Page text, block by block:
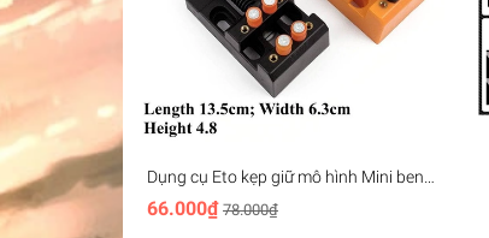
Dụng cụ Eto kẹp giữ mô hình Mini bench
vise plastic
66.000₫ 78.000₫